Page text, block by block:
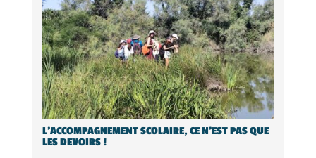
L’ACCOMPAGNEMENT SCOLAIRE, CE N’EST PAS QUE
LES DEVOIRS !